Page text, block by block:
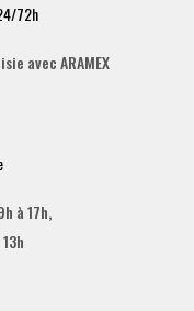
72h
avec ARAMEX
à 17h,